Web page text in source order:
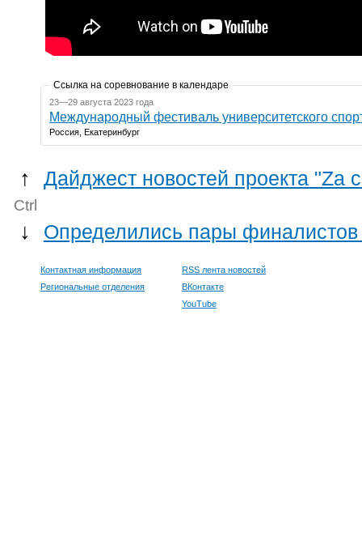
Ссылка на соревнование в календаре
23—29 августа 2023 года
Международный фестиваль университетского
Россия, Екатеринбург
↑ Дайджест новостей проекта "Zа
Ctrl
↓ Определились пары финалистов
Контактная информация
Региональные отделения
RSS лента новостей
ВКонтакте
YouTube